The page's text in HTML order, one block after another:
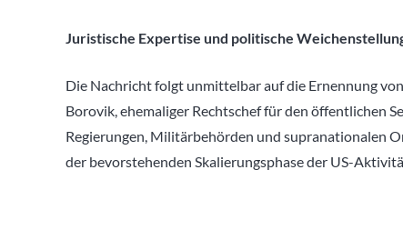
Juristische Expertise und politische
Die Nachricht folgt unmittelbar auf die Ernennung
Borovik, ehemaliger Rechtschef für den öffentlichen
Regierungen, Militärbehörden und supranationalen
der bevorstehenden Skalierungsphase der US-